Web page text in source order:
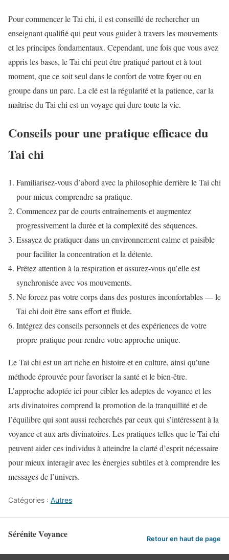
Pour commencer le Tai chi, il est conseillé de rechercher un
enseignant qualifié qui peut vous guider à travers les mouvements
et les principes fondamentaux. Cependant, une fois que vous avez
appris les bases, le Tai chi peut être pratiqué partout et à tout
moment, que ce soit seul dans le confort de votre foyer ou en
groupe dans un parc. La clé est la régularité et la patience, car la
maîtrise du Tai chi est un voyage qui dure toute la vie.
Conseils pour une pratique efficace du
Tai chi
Familiarisez-vous d’abord avec la philosophie derrière le Tai chi
pour mieux comprendre sa pratique.
Commencez par de courts entraînements et augmentez
progressivement la durée et la complexité des séquences.
Essayez de pratiquer dans un environnement calme et paisible
pour faciliter la concentration et la détente.
Prêtez attention à la respiration et assurez-vous qu’elle est
synchronisée avec vos mouvements.
Ne forcez pas votre corps dans des postures inconfortables — le
Tai chi doit être sans effort et fluide.
Intégrez des conseils personnels et des expériences de votre
propre pratique pour rendre votre approche unique.
Le Tai chi est un art riche en histoire et en culture, ainsi qu’une
méthode éprouvée pour favoriser la santé et le bien-être.
L’approche adoptée ici pour cibler les adeptes de voyance et les
arts divinatoires comprend la promotion de la tranquillité et de
l’équilibre qui sont aussi recherchés par ceux qui s’intéressent à la
voyance et aux arts divinatoires. Les pratiques telles que le Tai chi
peuvent aider ces individus à atteindre la clarté d’esprit nécessaire
pour mieux interagir avec les énergies subtiles et à comprendre les
messages de l’univers.
Catégories : Autres
Sérénite Voyance Retour en haut de page